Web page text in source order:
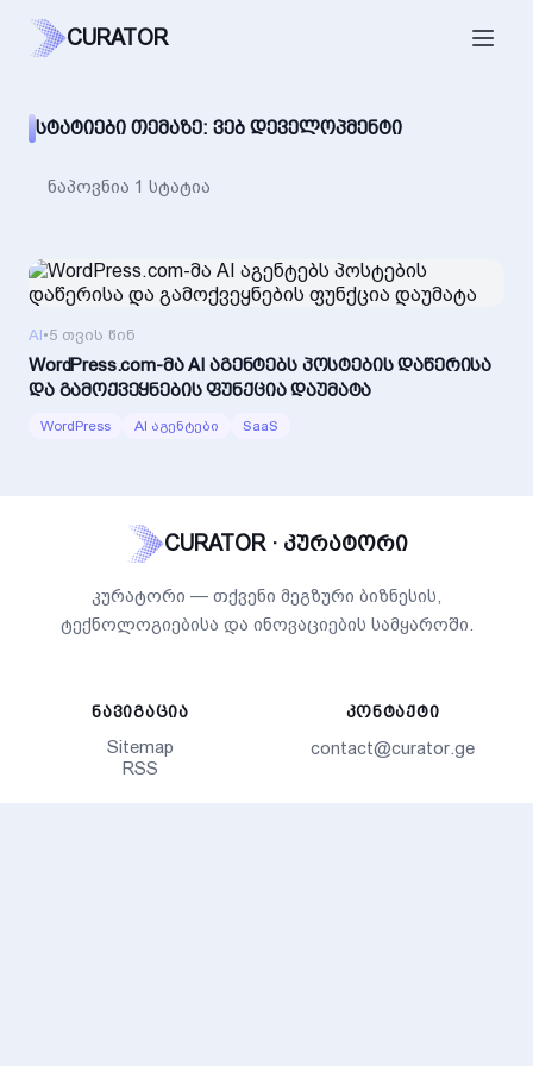
CURATOR
ᲡᲢᲐᲢᲘᲔᲑᲘ ᲗᲔᲛᲐᲖᲔ: ᲕᲔᲑ ᲓᲔᲕᲔᲚᲝᲞᲛᲔᲜᲢᲘ
ნაპოვნია 1 სტატია
AI•5 თვის წინ
WordPress.com-მა AI აგენტებს პოსტების დაწერისა
და გამოქვეყნების ფუნქცია დაუმატა
WordPress AI აგენტები SaaS
CURATOR · კურატორი
კურატორი — თქვენი მეგზური ბიზნესის,
ტექნოლოგიებისა და ინოვაციების სამყაროში.
ᲜᲐᲕᲘᲒᲐᲪᲘᲐ
Sitemap
RSS
ᲙᲝᲜᲢᲐᲥᲢᲘ
contact@curator.ge